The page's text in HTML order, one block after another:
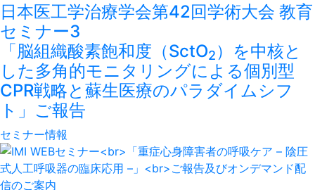
日本医工学治療学会第42回学術大会 教育
セミナー3
「脳組織酸素飽和度（SctO2）を中核と
した多角的モニタリングによる個別型
CPR戦略と蘇生医療のパラダイムシフ
ト」ご報告
セミナー情報